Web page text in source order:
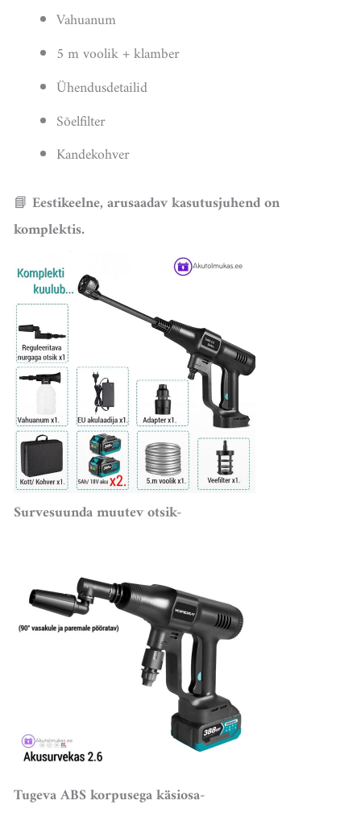
Vahuanum
5 m voolik + klamber
Ühendusdetailid
Sõelfilter
Kandekohver
📘Eestikeelne, arusaadav kasutusjuhend on
komplektis.
Survesuunda muutev otsik-
Tugeva ABS korpusega käsiosa-